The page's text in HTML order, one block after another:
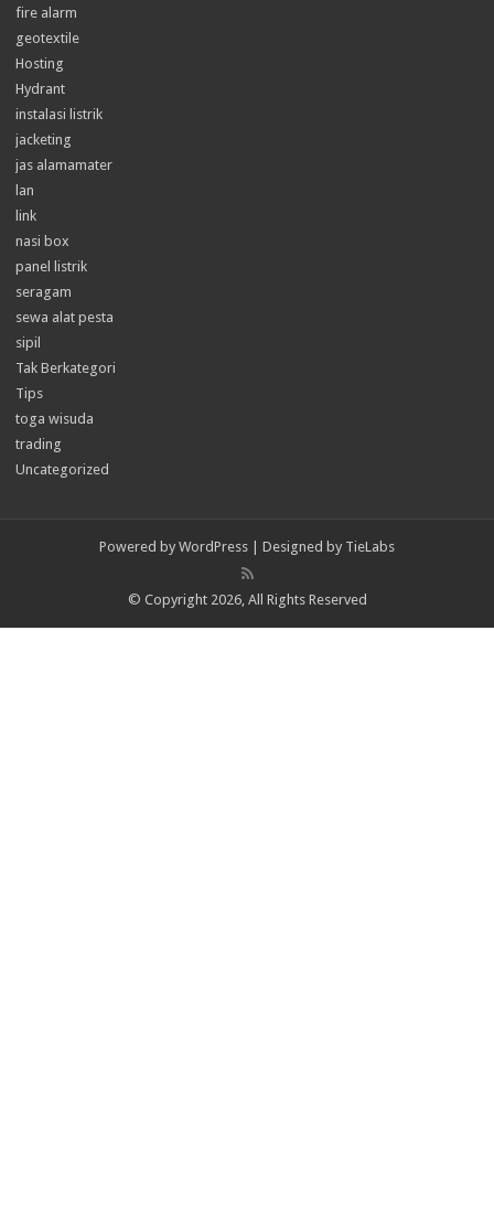
fire alarm
geotextile
Hosting
Hydrant
instalasi listrik
jacketing
jas alamamater
lan
link
nasi box
panel listrik
seragam
sewa alat pesta
sipil
Tak Berkategori
Tips
toga wisuda
trading
Uncategorized
Powered by WordPress | Designed by TieLabs
© Copyright 2026, All Rights Reserved